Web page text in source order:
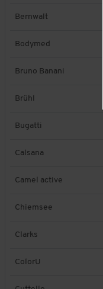
Bernwalt
Bodymed
Bruno Banani
Brühl
Bugatti
Calsana
Camel active
Chiemsee
Clarks
ColorU